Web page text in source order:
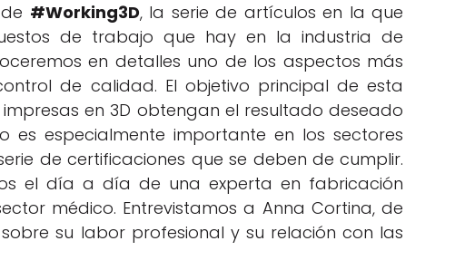
#Working3D, la serie de artículos en la que
de trabajo que hay en la industria de
en detalles uno de los aspectos más
de calidad. El objetivo principal de esta
en 3D obtengan el resultado deseado
es especialmente importante en los sectores
de certificaciones que se deben de cumplir.
el día a día de una experta en fabricación
médico. Entrevistamos a Anna Cortina, de
su labor profesional y su relación con las